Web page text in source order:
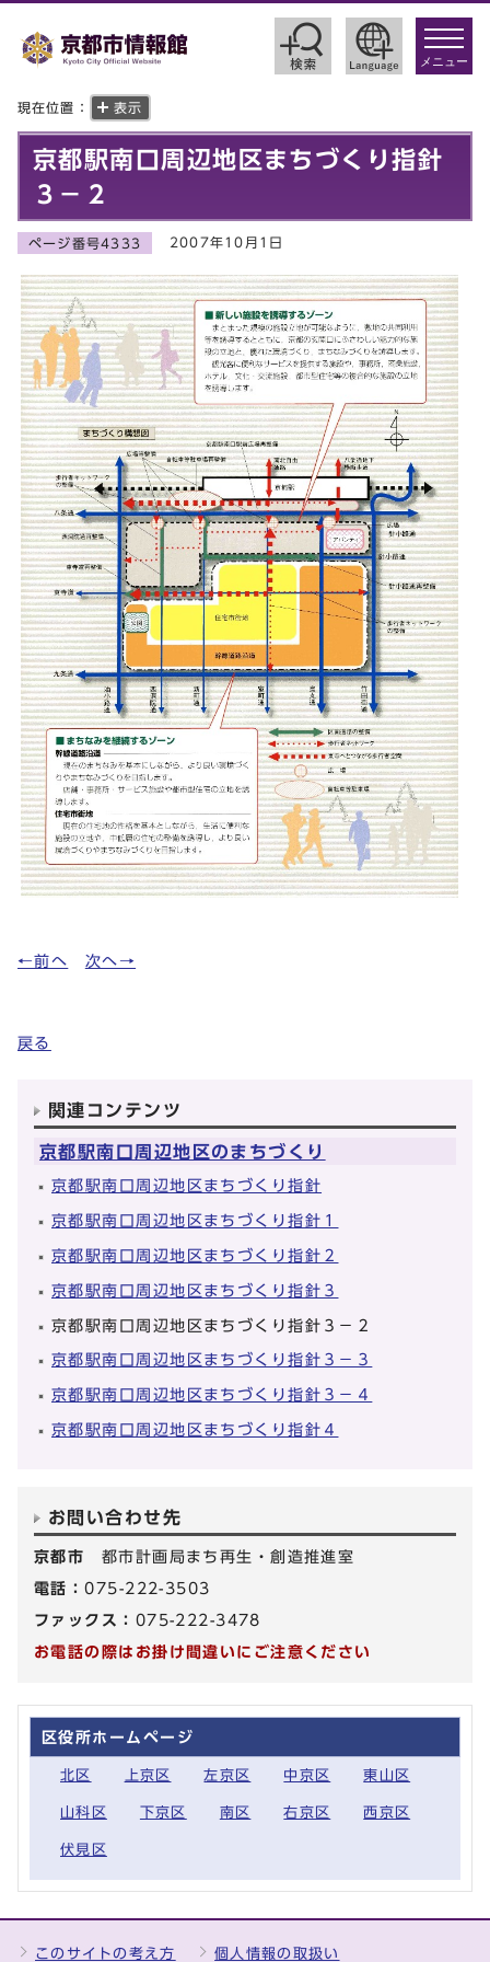
toggle
メニュー
現在位置： 表示
京都駅南口周辺地区まちづくり指針
３－２
ページ番号4333 2007年10月1日
←前へ 次へ→
戻る
関連コンテンツ
京都駅南口周辺地区のまちづくり
京都駅南口周辺地区まちづくり指針
京都駅南口周辺地区まちづくり指針１
京都駅南口周辺地区まちづくり指針２
京都駅南口周辺地区まちづくり指針３
京都駅南口周辺地区まちづくり指針３－２
京都駅南口周辺地区まちづくり指針３－３
京都駅南口周辺地区まちづくり指針３－４
京都駅南口周辺地区まちづくり指針４
お問い合わせ先
京都市 都市計画局まち再生・創造推進室
電話：075-222-3503
ファックス： 075-222-3478
お電話の際はお掛け間違いにご注意ください
区役所ホームページ
北区 上京区 左京区 中京区 東山区
山科区 下京区 南区 右京区 西京区
伏見区
このサイトの考え方 個人情報の取扱い